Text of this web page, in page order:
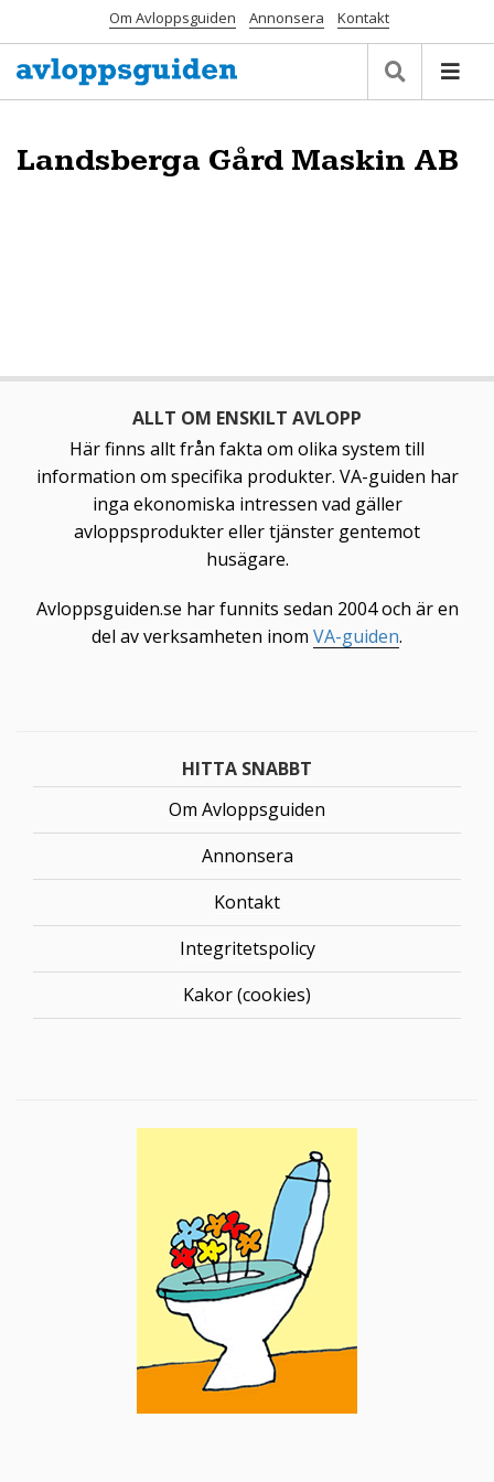
Om Avloppsguiden Annonsera Kontakt
Landsberga Gård Maskin AB
ALLT OM ENSKILT AVLOPP
Här finns allt från fakta om olika system till
information om specifika produkter. VA-guiden har
inga ekonomiska intressen vad gäller
avloppsprodukter eller tjänster gentemot
husägare.
Avloppsguiden.se har funnits sedan 2004 och är en
del av verksamheten inom VA-guiden.
HITTA SNABBT
Om Avloppsguiden
Annonsera
Kontakt
Integritetspolicy
Kakor (cookies)